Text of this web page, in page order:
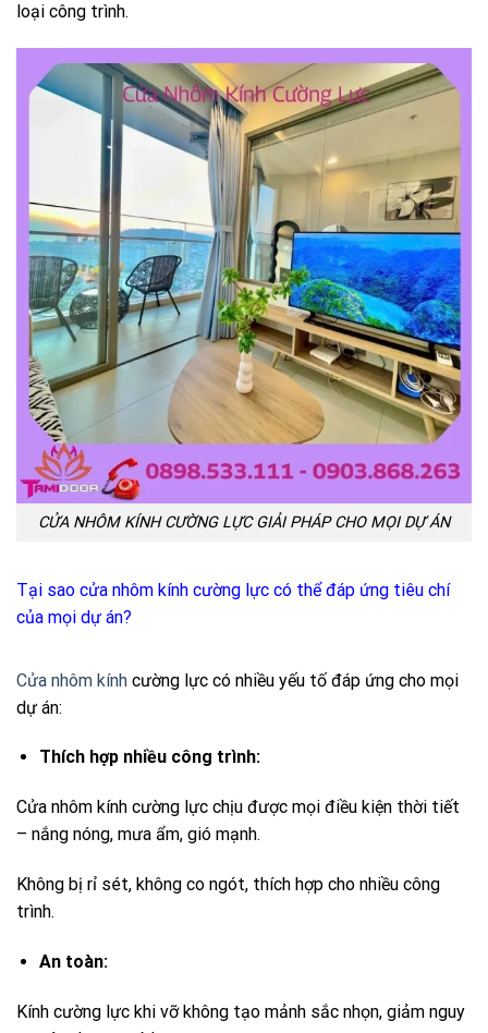
loại công trình.
CỬA NHÔM KÍNH CƯỜNG LỰC GIẢI PHÁP CHO MỌI DỰ ÁN
Tại sao cửa nhôm kính cường lực có thể đáp ứng tiêu chí
của mọi dự án?
Cửa nhôm kính cường lực có nhiều yếu tố đáp ứng cho mọi
dự án:
Thích hợp nhiều công trình:
Cửa nhôm kính cường lực chịu được mọi điều kiện thời tiết
– nắng nóng, mưa ẩm, gió mạnh.
Không bị rỉ sét, không co ngót, thích hợp cho nhiều công
trình.
An toàn:
Kính cường lực khi vỡ không tạo mảnh sắc nhọn, giảm nguy